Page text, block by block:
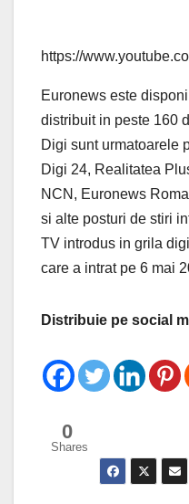
https://
Euronews este
distribuit in peste 160
Digi sunt urmatoarele
Digi 24, Realitatea
NCN, Euronews
si alte posturi de stiri
TV introdus in grila
care a intrat pe 6 mai
Distribuie pe social
0
Shares